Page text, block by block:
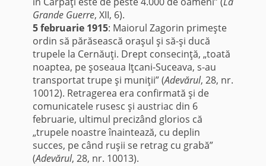
Grande Guerre, XII, 6).
5 februarie 1915: Maiorul Zagorin primeşte
ordin să părăsească oraşul şi să-şi ducă
trupele la Cernăuţi. Drept consecinţă, „toată
noaptea, pe şoseaua Iţcani-Suceava, s-au
transportat trupe şi muniţii” (Adevărul, 28, nr.
10012). Retragerea era confirmată şi de
comunicatele rusesc şi austriac din 6
februarie, ultimul precizând glorios că
„trupele noastre înaintează, cu deplin
succes, pe când ruşii se retrag cu grabă”
(Adevărul, 28, nr. 10013).